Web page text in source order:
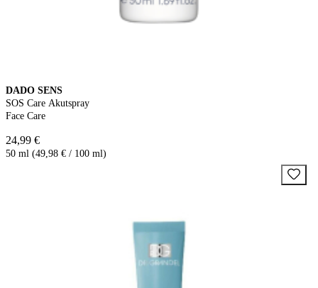
DADO SENS
SOS Care Akutspray
Face Care
24,99 €
50 ml (49,98 € / 100 ml)